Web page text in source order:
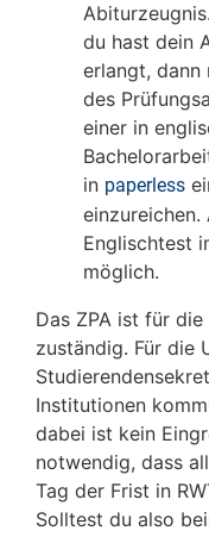
du hast dein
erlangt, dann
des
einer in
in paperless
Englischtest
möglich.
Das ZPA ist für
zuständig. Für die
Institutionen
dabei ist kein
notwendig, dass
Tag der Frist in
Solltest du also